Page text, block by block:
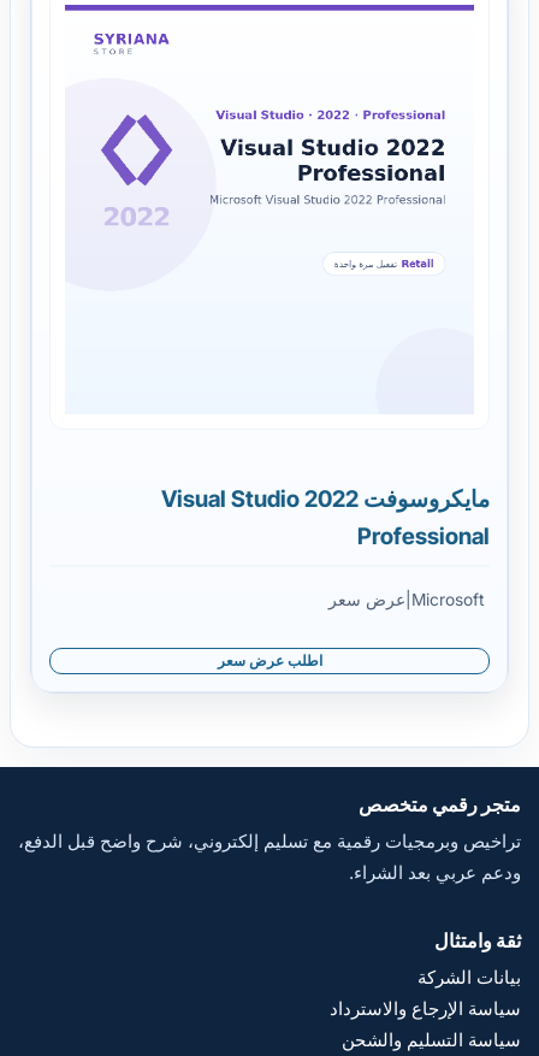
مايكروسوفت Visual Studio 2022
Professional
Microsoft عرض سعر
اطلب عرض سعر
متجر رقمي متخصص
تراخيص وبرمجيات رقمية مع تسليم إلكتروني، شرح واضح قبل الدفع،
ودعم عربي بعد الشراء.
ثقة وامتثال
بيانات الشركة
سياسة الإرجاع والاسترداد
سياسة التسليم والشحن